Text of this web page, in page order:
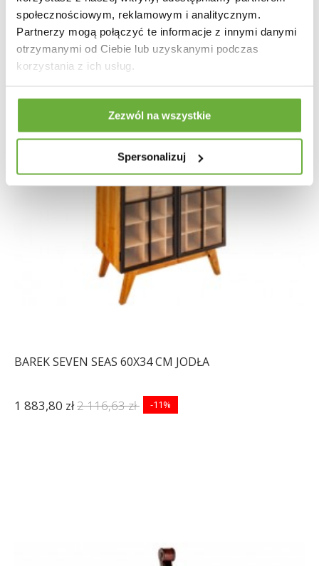
społecznościowym, reklamowym i analitycznym.
Partnerzy mogą połączyć te informacje z innymi danymi
otrzymanymi od Ciebie lub uzyskanymi podczas
korzystania z ich usług.
Zezwól na wszystkie
Spersonalizuj
BAREK SEVEN SEAS 60X34 CM JODŁA
1 883,80 zł2 116,63 zł -11%